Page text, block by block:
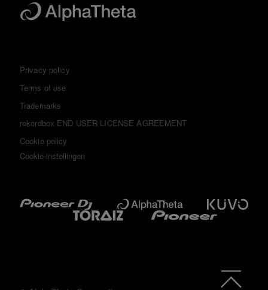
Privacy policy
Terms of use
Trademarks
rekordbox END USER LICENSE AGREEMENT
Cookie policy
Cookie-instellingen